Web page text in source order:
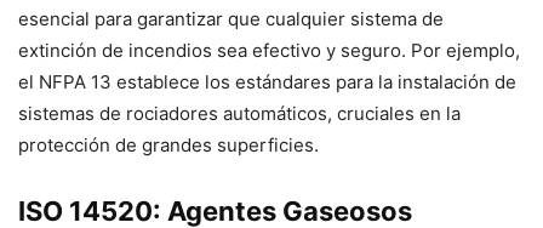
esencial para garantizar que cualquier sistema de
extinción de incendios sea efectivo y seguro. Por ejemplo,
el NFPA 13 establece los estándares para la instalación de
sistemas de rociadores automáticos, cruciales en la
protección de grandes superficies.
ISO 14520: Agentes Gaseosos